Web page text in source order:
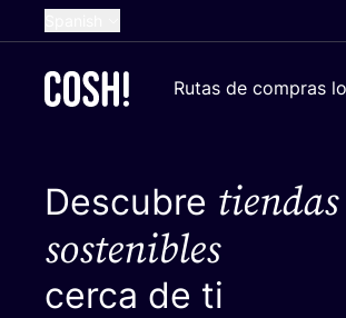
Dutch
German
Rutas de compras
Descubre
sostenibles
cerca de ti